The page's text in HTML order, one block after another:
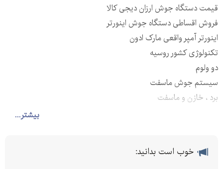
بیشتر...
قیمت دستگاه جوش ارزان دیجی کالا
فروش اقساطی دستگاه جوش اینورتر
اینورتر آمپر واقعی مارک ادون
تکنولوژی کشور روسیه
دو ولوم
سیستم جوش ماسفت
برد ، خازن و ماسفت
فرچه
خوب است بدانید: